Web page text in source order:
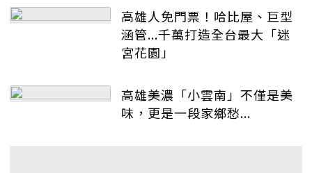
高雄人免門票！哈比屋、巨型
涵管...千萬打造全台最大「迷
宮花園」
高雄美濃「小雲南」不僅是美
味，更是一段家鄉愁...